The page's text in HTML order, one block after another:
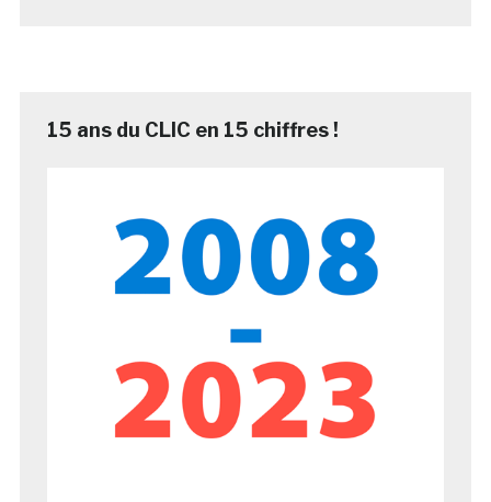
15 ans du CLIC en 15 chiffres !